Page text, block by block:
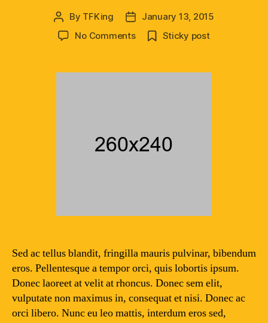
Post
author
By TFKing
Post
date
January 13, 2015
No Commentson
ipsum
luctus
et
Sticky post
Sed ac tellus blandit, fringilla mauris pulvinar, bibendum
eros. Pellentesque a tempor orci, quis lobortis ipsum.
Donec laoreet at velit at rhoncus. Donec sem elit,
vulputate non maximus in, consequat et nisi. Donec ac
orci libero. Nunc eu leo mattis, interdum eros sed,